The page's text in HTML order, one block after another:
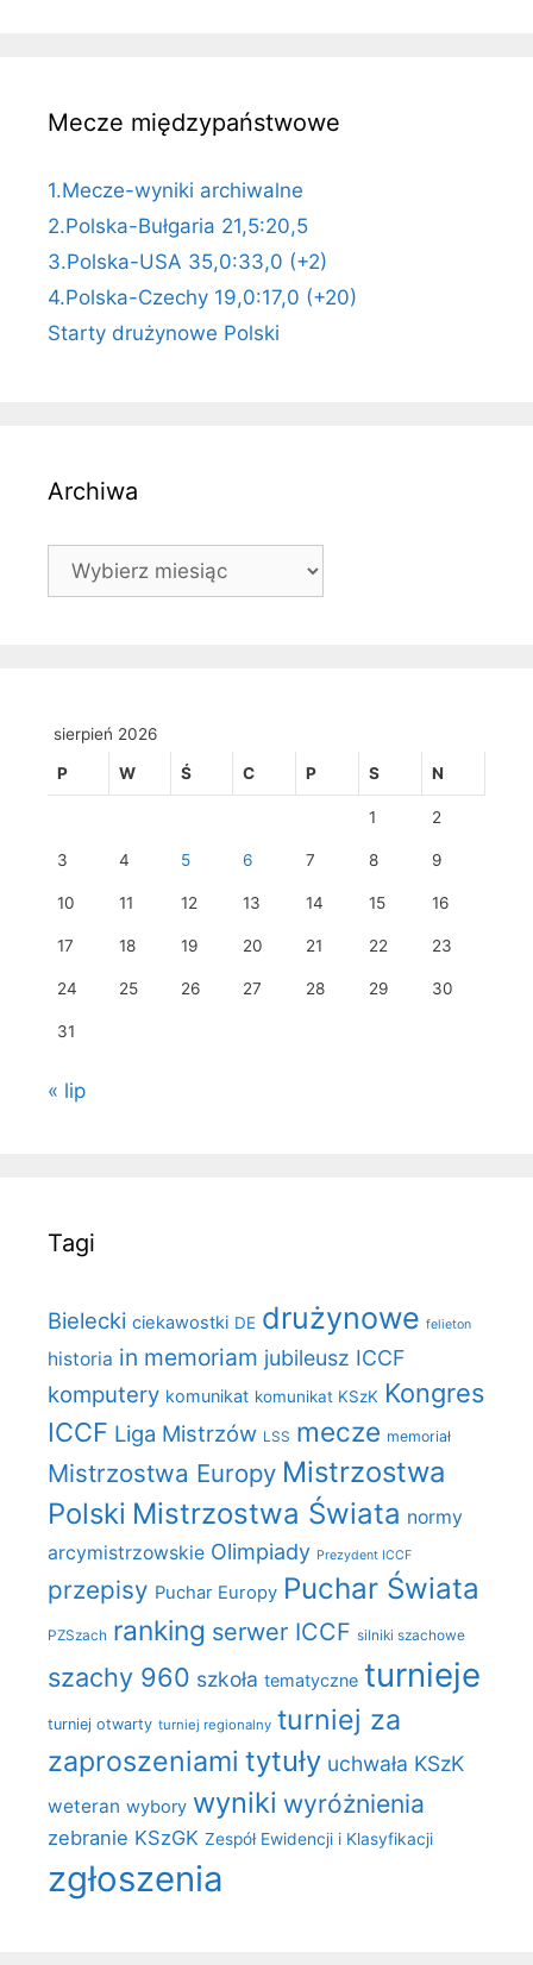
Mecze międzypaństwowe
1.Mecze-wyniki archiwalne
2.Polska-Bułgaria 21,5:20,5
3.Polska-USA 35,0:33,0 (+2)
4.Polska-Czechy 19,0:17,0 (+20)
Starty drużynowe Polski
Archiwa
Archiwa
sierpień 2026
P W Ś C P S N
1 2
3 4 5 6 7 8 9
10 11 12 13 14 15 16
17 18 19 20 21 22 23
24 25 26 27 28 29 30
31
« lip
Tagi
Bielecki ciekawostki DE drużynowe felieton
historia in memoriam jubileusz ICCF
komputery komunikat komunikat KSzK Kongres
ICCF Liga Mistrzów LSS mecze memoriał
Mistrzostwa Europy Mistrzostwa
Polski Mistrzostwa Świata normy
arcymistrzowskie Olimpiady Prezydent ICCF
przepisy Puchar Europy Puchar Świata
PZSzach ranking serwer ICCF silniki szachowe
szachy 960 szkoła tematyczne turnieje
turniej otwarty turniej regionalny turniej za
zaproszeniami tytuły uchwała KSzK
weteran wybory wyniki wyróżnienia
zebranie KSzGK Zespół Ewidencji i Klasyfikacji
zgłoszenia